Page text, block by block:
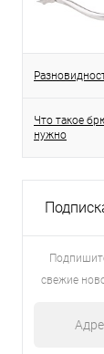
Что такое
нужно
свежие